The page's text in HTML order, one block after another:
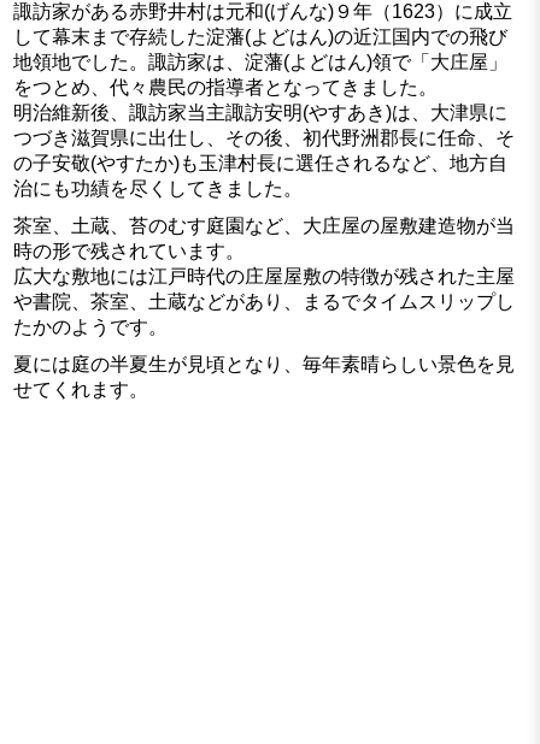
諏訪家がある赤野井村は元和(げんな)９年（1623）に成立
して幕末まで存続した淀藩(よどはん)の近江国内での飛び
地領地でした。諏訪家は、淀藩(よどはん)領で「大庄屋」
をつとめ、代々農民の指導者となってきました。
明治維新後、諏訪家当主諏訪安明(やすあき)は、大津県に
つづき滋賀県に出仕し、その後、初代野洲郡長に任命、そ
の子安敬(やすたか)も玉津村長に選任されるなど、地方自
治にも功績を尽くしてきました。
茶室、土蔵、苔のむす庭園など、大庄屋の屋敷建造物が当
時の形で残されています。
広大な敷地には江戸時代の庄屋屋敷の特徴が残された主屋
や書院、茶室、土蔵などがあり、まるでタイムスリップし
たかのようです。
夏には庭の半夏生が見頃となり、毎年素晴らしい景色を見
せてくれます。